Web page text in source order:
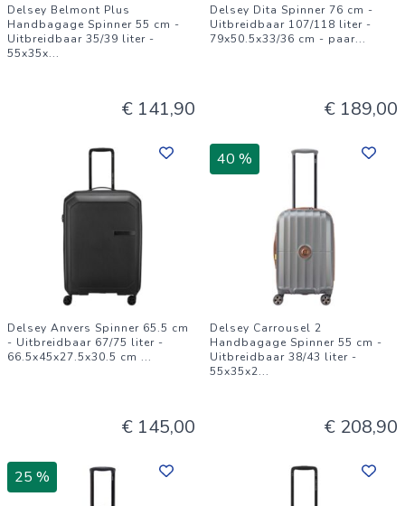
Delsey Belmont Plus
Handbagage Spinner 55 cm -
Uitbreidbaar 35/39 liter -
55x35x...
€ 141,90
Delsey Dita Spinner 76 cm -
Uitbreidbaar 107/118 liter -
79x50.5x33/36 cm - paar...
€ 189,00
Delsey Anvers Spinner 65.5 cm
- Uitbreidbaar 67/75 liter -
66.5x45x27.5x30.5 cm ...
€ 145,00
40 %
Delsey Carrousel 2
Handbagage Spinner 55 cm -
Uitbreidbaar 38/43 liter -
55x35x2...
€ 208,90
25 %